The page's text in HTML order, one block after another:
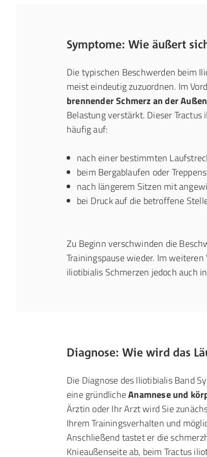
Symptome: Wie äußert
Die typischen Beschwerden beim
meist eindeutig zuzuordnen. Im
brennender Schmerz an der
Belastung verstärkt. Dieser
häufig auf:
nach einer bestimmten
beim Bergablaufen oder
nach längerem Sitzen mit
bei Druck auf die betroffene
Zu Beginn verschwinden die
Trainingspause wieder. Im
iliotibialis Schmerzen jedoch auch
Diagnose: Wie wird das
Die Diagnose des Iliotibialis Band
eine gründlicheAnamnese und
Ärztin oder Ihr Arzt wird Sie
Ihrem Trainingsverhalten und
Anschließend tastet er die
Knieaußenseite ab, beim Tractus